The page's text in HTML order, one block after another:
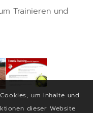
Trainieren und
um Inhalte und
dieser Website